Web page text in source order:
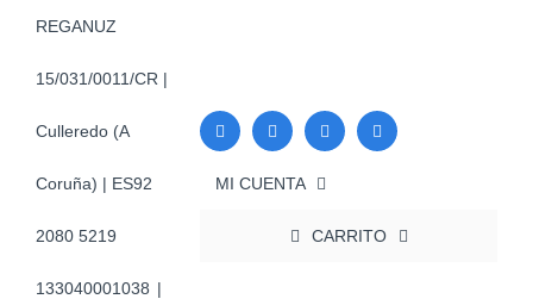
REGANUZ
15/031/0011/CR |
Culleredo (A
Coruña) | ES92
2080 5219
133040001038 |
MI CUENTA
CARRITO